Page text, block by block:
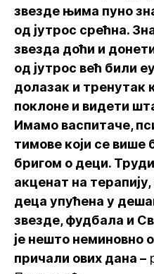
звезде њима пуно
од јутрос срећна.
звезда доћи и
од јутрос већ били
долазак и тренутак
поклоне и видети
Имамо васпитаче,
тимове који се више
бригом о деци.
акценат на
деца упућена у
звезде, фудбала и
је нешто неминовно
причали ових дана –